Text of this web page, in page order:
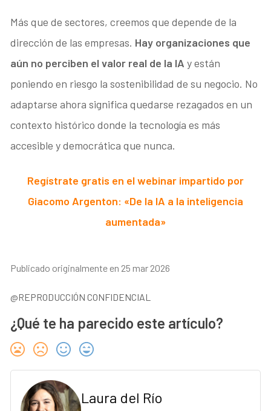
Más que de sectores, creemos que depende de la
dirección de las empresas. Hay organizaciones que
aún no perciben el valor real de la IA y están
poniendo en riesgo la sostenibilidad de su negocio. No
adaptarse ahora significa quedarse rezagados en un
contexto histórico donde la tecnología es más
accesible y democrática que nunca.
Regístrate gratis en el webinar impartido por
Giacomo Argenton: «De la IA a la inteligencia
aumentada»
Publicado originalmente en 25 mar 2026
@REPRODUCCIÓN CONFIDENCIAL
¿Qué te ha parecido este artículo?
Laura del Río